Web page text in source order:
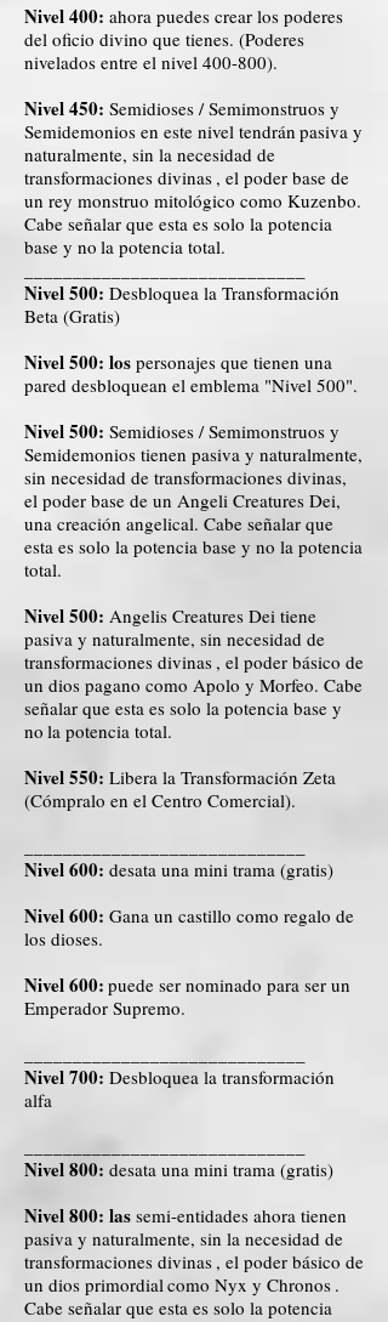
Nivel 400: ahora puedes crear los poderes
del oficio divino que tienes. (Poderes
nivelados entre el nivel 400-800).
Nivel 450: Semidioses / Semimonstruos y
Semidemonios en este nivel tendrán pasiva y
naturalmente, sin la necesidad de
transformaciones divinas , el poder base de
un rey monstruo mitológico como Kuzenbo.
Cabe señalar que esta es solo la potencia
base y no la potencia total.
Nivel 500: Desbloquea la Transformación
Beta (Gratis)
Nivel 500: los personajes que tienen una
pared desbloquean el emblema "Nivel 500".
Nivel 500: Semidioses / Semimonstruos y
Semidemonios tienen pasiva y naturalmente,
sin necesidad de transformaciones divinas,
el poder base de un Angeli Creatures Dei,
una creación angelical. Cabe señalar que
esta es solo la potencia base y no la potencia
total.
Nivel 500: Angelis Creatures Dei tiene
pasiva y naturalmente, sin necesidad de
transformaciones divinas , el poder básico de
un dios pagano como Apolo y Morfeo. Cabe
señalar que esta es solo la potencia base y
no la potencia total.
Nivel 550: Libera la Transformación Zeta
(Cómpralo en el Centro Comercial).
Nivel 600: desata una mini trama (gratis)
Nivel 600: Gana un castillo como regalo de
los dioses.
Nivel 600: puede ser nominado para ser un
Emperador Supremo.
Nivel 700: Desbloquea la transformación
alfa
Nivel 800: desata una mini trama (gratis)
Nivel 800: las semi-entidades ahora tienen
pasiva y naturalmente, sin la necesidad de
transformaciones divinas , el poder básico de
un dios primordialcomo Nyx y Chronos .
Cabe señalar que esta es solo la potencia